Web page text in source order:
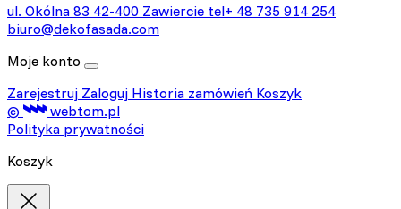
ul. Okólna 83 42-400 Zawiercie tel+ 48 735 914 254
biuro@dekofasada.com
Moje konto
Zarejestruj Zaloguj Historia zamówień Koszyk
©
webtom.pl
Polityka prywatności
Koszyk